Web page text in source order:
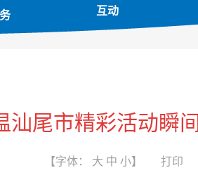
互动
汕尾市精彩活动瞬间
【字体： 大 中 小】 打印